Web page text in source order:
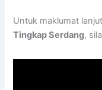
Untuk maklumat
Tingkap Serdang,